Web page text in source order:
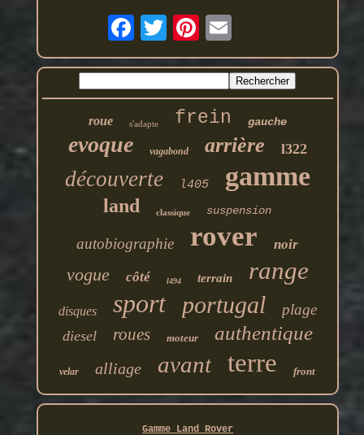
roue s'adapte frein gauche
evoque vagabond arrière l322
découverte l405 gamme
land classique suspension
autobiographie rover noir
vogue côté l494 terrain range
disques sport portugal plage
diesel roues moteur authentique
velar alliage avant terre front
Gamme Land Rover